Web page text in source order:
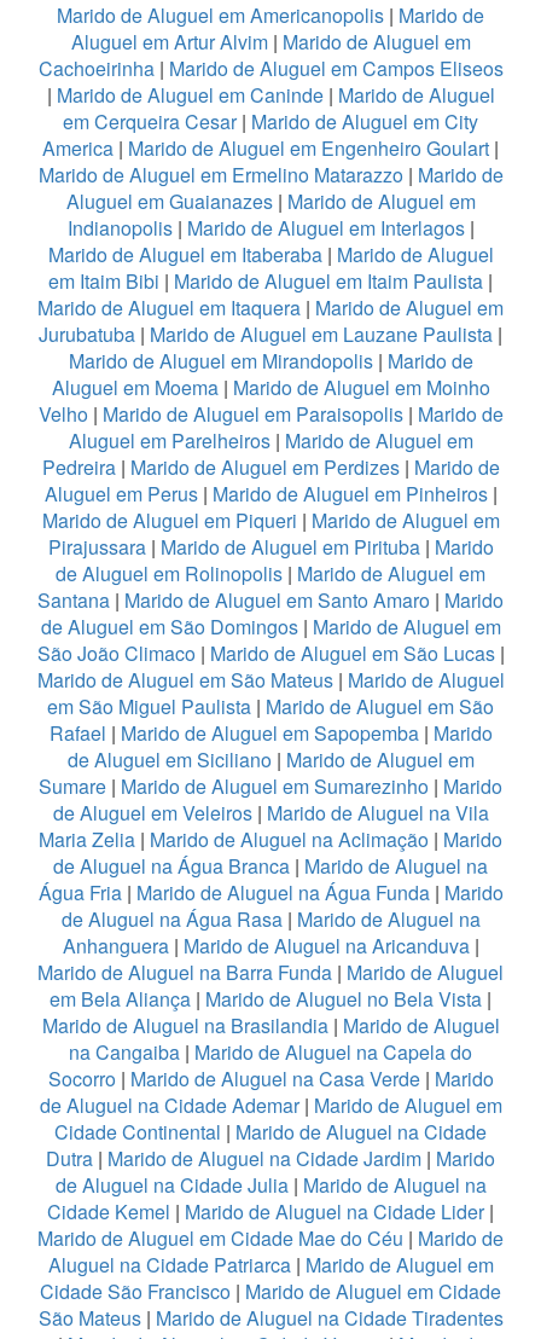
Marido de Aluguel em Americanopolis | Marido de
Aluguel em Artur Alvim | Marido de Aluguel em
Cachoeirinha| Marido de Aluguel em Campos Eliseos
| Marido de Aluguel em Caninde| Marido de Aluguel
em Cerqueira Cesar| Marido de Aluguel em City
America | Marido de Aluguel em Engenheiro Goulart |
Marido de Aluguel em Ermelino Matarazzo | Marido de
Aluguel em Guaianazes| Marido de Aluguel em
Indianopolis| Marido de Aluguel em Interlagos|
Marido de Aluguel em Itaberaba| Marido de Aluguel
em Itaim Bibi | Marido de Aluguel em Itaim Paulista |
Marido de Aluguel em Itaquera | Marido de Aluguel em
Jurubatuba | Marido de Aluguel em Lauzane Paulista |
Marido de Aluguel em Mirandopolis| Marido de
Aluguel em Moema| Marido de Aluguel em Moinho
Velho | Marido de Aluguel em Paraisopolis| Marido de
Aluguel em Parelheiros| Marido de Aluguel em
Pedreira| Marido de Aluguel em Perdizes| Marido de
Aluguel em Perus| Marido de Aluguel em Pinheiros|
Marido de Aluguel em Piqueri | Marido de Aluguel em
Pirajussara| Marido de Aluguel em Pirituba| Marido
de Aluguel em Rolinopolis | Marido de Aluguel em
Santana | Marido de Aluguel em Santo Amaro | Marido
de Aluguel em São Domingos| Marido de Aluguel em
São João Climaco| Marido de Aluguel em São Lucas|
Marido de Aluguel em São Mateus | Marido de Aluguel
em São Miguel Paulista | Marido de Aluguel em São
Rafael | Marido de Aluguel em Sapopemba | Marido
de Aluguel em Siciliano| Marido de Aluguel em
Sumare | Marido de Aluguel em Sumarezinho | Marido
de Aluguel em Veleiros| Marido de Aluguel na Vila
Maria Zelia | Marido de Aluguel na Aclimação | Marido
de Aluguel na Água Branca | Marido de Aluguel na
Água Fria| Marido de Aluguel na Água Funda| Marido
de Aluguel na Água Rasa | Marido de Aluguel na
Anhanguera| Marido de Aluguel na Aricanduva|
Marido de Aluguel na Barra Funda | Marido de Aluguel
em Bela Aliança | Marido de Aluguel no Bela Vista |
Marido de Aluguel na Brasilandia| Marido de Aluguel
na Cangaiba | Marido de Aluguel na Capela do
Socorro | Marido de Aluguel na Casa Verde| Marido
de Aluguel na Cidade Ademar| Marido de Aluguel em
Cidade Continental | Marido de Aluguel na Cidade
Dutra | Marido de Aluguel na Cidade Jardim | Marido
de Aluguel na Cidade Julia | Marido de Aluguel na
Cidade Kemel | Marido de Aluguel na Cidade Lider|
Marido de Aluguel em Cidade Mae do Céu | Marido de
Aluguel na Cidade Patriarca| Marido de Aluguel em
Cidade São Francisco | Marido de Aluguel em Cidade
São Mateus| Marido de Aluguel na Cidade Tiradentes